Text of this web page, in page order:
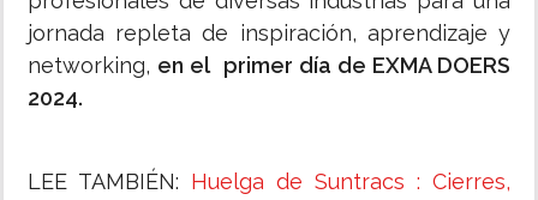
jornada repleta de inspiración, aprendizaje y
networking, en el primer día de EXMA DOERS
2024.
LEE TAMBIÉN: Huelga de Suntracs : Cierres,